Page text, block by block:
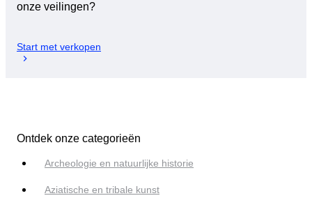
onze veilingen?
Start met verkopen
Ontdek onze categorieën
Archeologie en natuurlijke historie
Aziatische en tribale kunst